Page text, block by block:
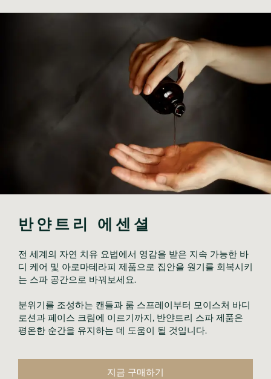
반얀트리 에센셜
전 세계의 자연 치유 요법에서 영감을 받은 지속 가능한 바
디 케어 및 아로마테라피 제품으로 집안을 원기를 회복시키
는 스파 공간으로 바꿔보세요.
분위기를 조성하는 캔들과 룸 스프레이부터 모이스처 바디
로션과 페이스 크림에 이르기까지, 반얀트리 스파 제품은
평온한 순간을 유지하는 데 도움이 될 것입니다.
지금 구매하기